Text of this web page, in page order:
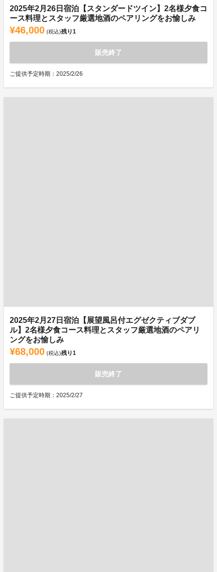
2025年2月26日宿泊【スタンダードツイン】2名様夕食コ
ース料理とスタッフ厳選地酒のペアリングをお愉しみ
¥46,000 (税込)残り1
販売終了
ご提供予定時期：2025/2/26
2025年2月27日宿泊【展望風呂付エグゼクティブダブ
ル】2名様夕食コース料理とスタッフ厳選地酒のペアリ
ングをお愉しみ
¥68,000 (税込)残り1
販売終了
ご提供予定時期：2025/2/27